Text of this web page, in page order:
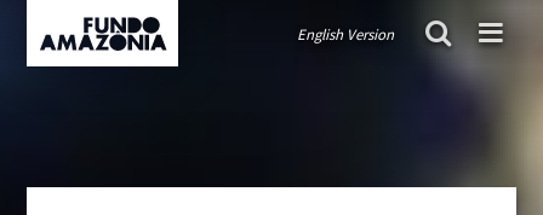
English Version
Governança